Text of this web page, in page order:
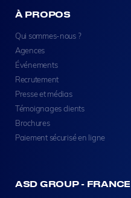
À PROPOS
Qui sommes-nous ?
Agences
Événements
Recrutement
Presse et médias
Témoignages clients
Brochures
Paiement sécurisé en ligne
ASD GROUP - FRANCE